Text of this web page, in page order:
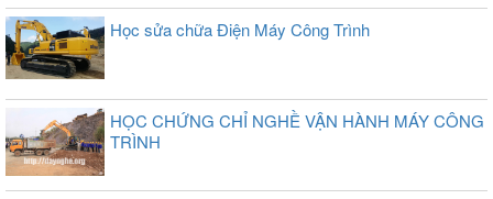
Học sửa chữa Điện Máy Công Trình
HỌC CHỨNG CHỈ NGHỀ VẬN HÀNH MÁY CÔNG
TRÌNH